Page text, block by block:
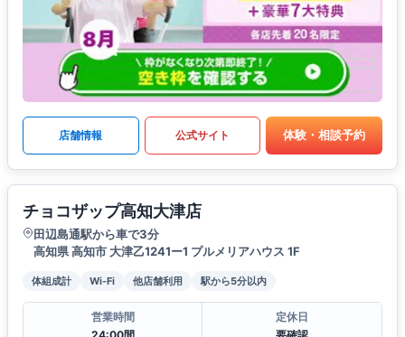
店舗情報 公式サイト 体験・相談予約
チョコザップ高知大津店
田辺島通駅から車で3分
高知県 高知市 大津乙1241ー1 プルメリアハウス 1F
体組成計 Wi-Fi 他店舗利用 駅から5分以内
営業時間
定休日